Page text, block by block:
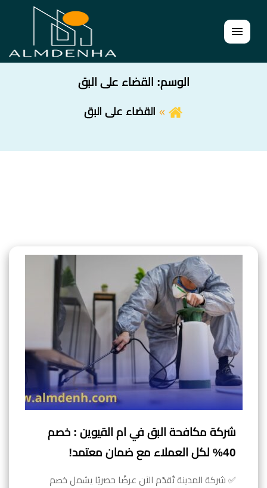
القائمة
الوسم: القضاء على البق
القضاء على البق
شركة مكافحة البق في ام القيوين : خصم
40% لكل العملاء مع ضمان معتمد!
✅ شركة المدينة تُقدّم الآن عرضًا حصريًا يشمل خصم